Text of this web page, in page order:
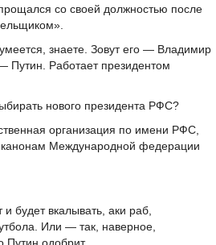
со своей должностью после
знаете. Зовут его — Владимир
Работает президентом
нового президента РФС?
организация по имени РФС,
канонам Международной федерации
будет вкалывать, аки раб,
Или — так, наверное,